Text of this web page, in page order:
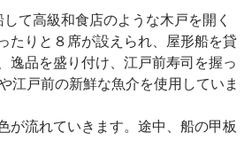
て高級和食店のような木戸を開く
たりと８席が設えられ、屋形船を貸
逸品を盛り付け、江戸前寿司を握っ
江戸前の新鮮な魚介を使用していま
が流れていきます。途中、船の甲板